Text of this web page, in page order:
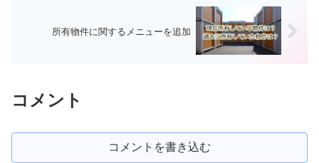
所有物件に関するメニューを追加
コメント
コメントを書き込む